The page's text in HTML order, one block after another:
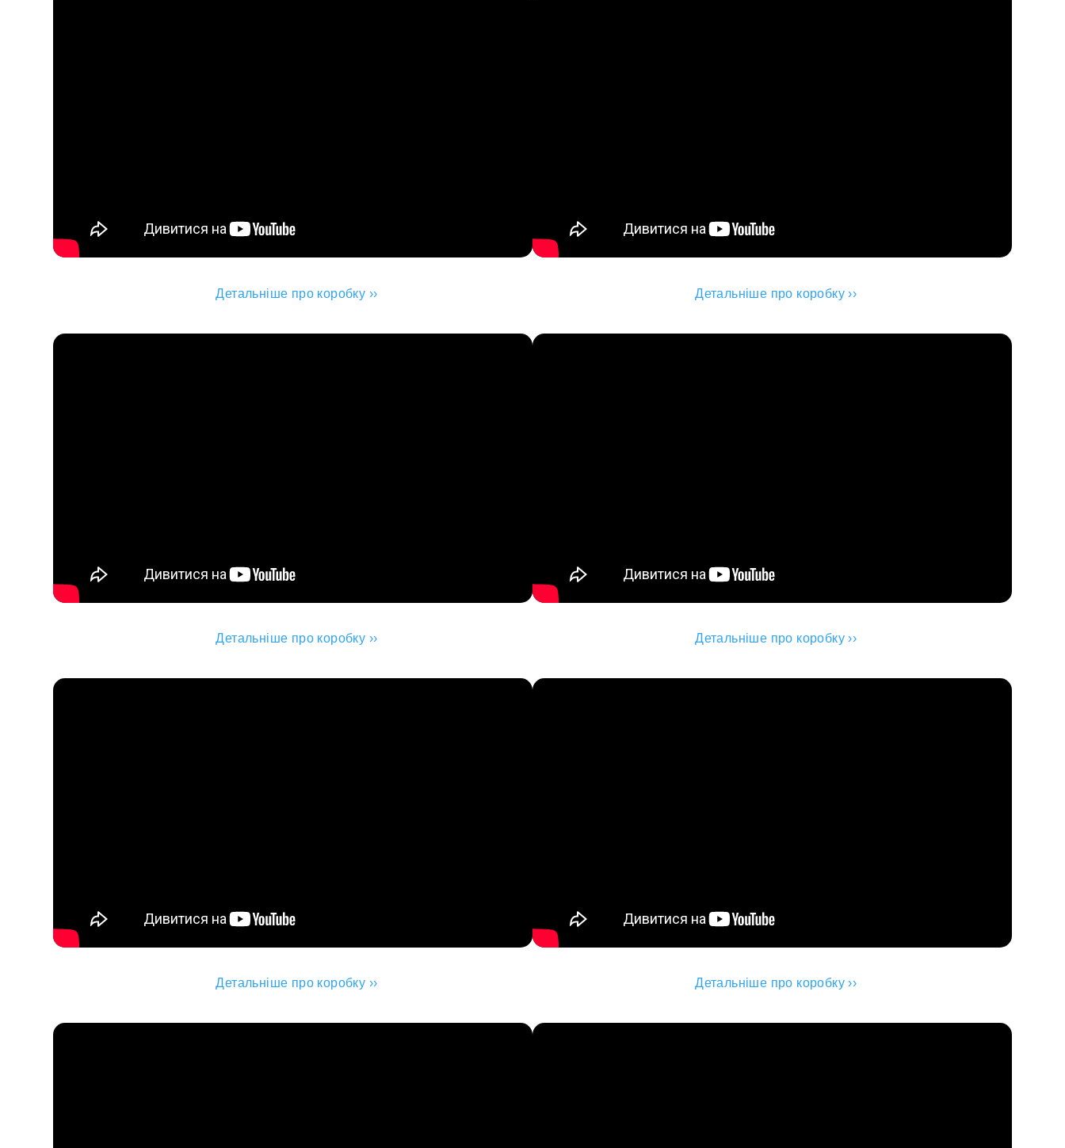
Детальніше про коробку ›› Детальніше про коробку ››
Детальніше про коробку ›› Детальніше про коробку ››
Детальніше про коробку ›› Детальніше про коробку ››